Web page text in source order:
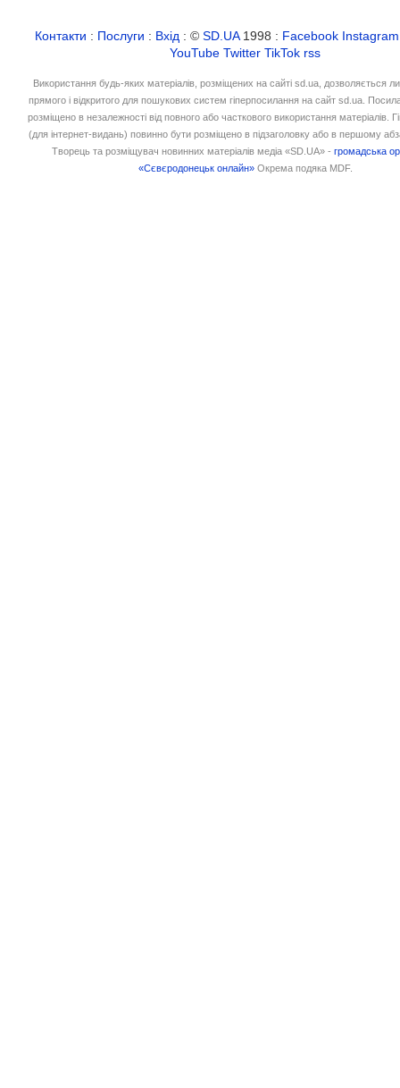
Контакти : Послуги : Вхід : ©SD.UA1998 : Facebook Instagram
YouTube Twitter TikTok rss
Використання будь-яких матеріалів, розміщених на сайті sd.ua, дозволяється
прямого і відкритого для пошукових систем гіперпосилання на сайт sd.ua.
розміщено в незалежності від повного або часткового використання матеріалів.
(для інтернет-видань) повинно бути розміщено в підзаголовку або в першому
Творець та розміщувач новинних матеріалів медіа «SD.UA» -громадська
«Сєвєродонецьк онлайн» Окрема подяка MDF.